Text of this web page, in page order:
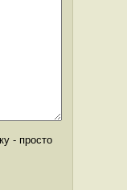
- просто